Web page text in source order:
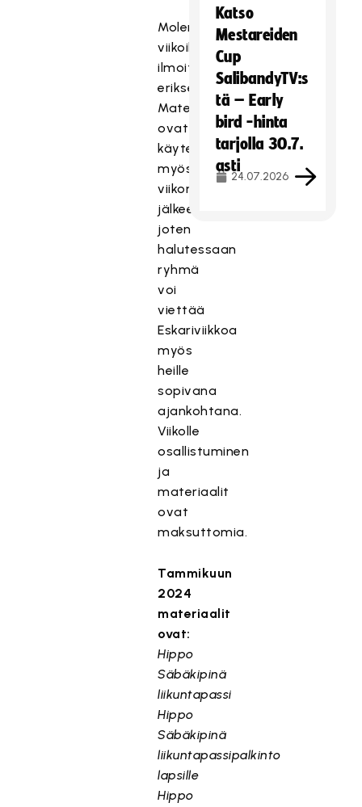
Molemmille
viikoille
ilmoittaudutaan
erikseen.
Materiaalit
ovat
käytettävissä
myös
viikon
jälkeen,
joten
halutessaan
ryhmä
voi
viettää
Eskariviikkoa
myös
heille
sopivana
ajankohtana.
Viikolle
osallistuminen
ja
materiaalit
ovat
maksuttomia.
Tammikuun
2024
materiaalit
ovat:
Hippo
Säbäkipinä
liikuntapassi
Hippo
Säbäkipinä
liikuntapassipalkinto
lapsille
Hippo
Katso
Mestareiden
Cup
SalibandyTV:s
tä – Early
bird -hinta
tarjolla 30.7.
asti
24.07.2026